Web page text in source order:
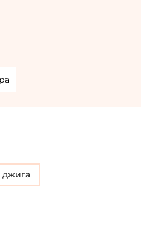
джига
аккаунт